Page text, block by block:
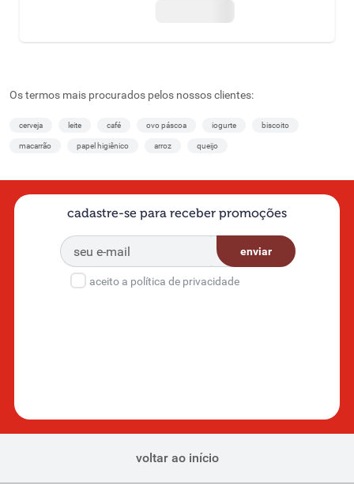
Os termos mais procurados pelos nossos clientes:
cerveja leite café ovo páscoa iogurte biscoito
macarrão papel higiênico arroz queijo
cadastre-se para receber promoções
enviar
aceito a política de privacidade
voltar ao início